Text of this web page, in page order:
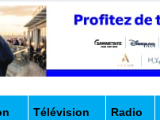
Télévision Radio